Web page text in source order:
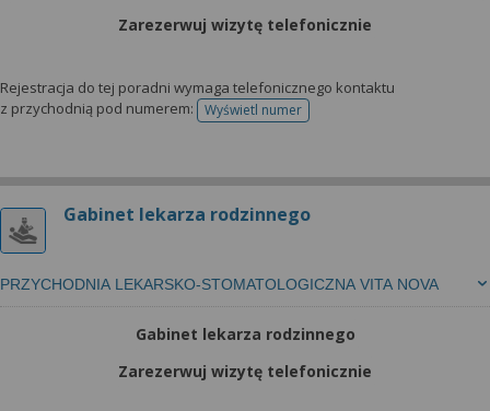
Zarezerwuj wizytę telefonicznie
Rejestracja do tej poradni wymaga telefonicznego kontaktu
z przychodnią pod numerem:
Wyświetl numertelefonu do rejestracji
Gabinet lekarza rodzinnego
PRZYCHODNIA LEKARSKO-STOMATOLOGICZNA VITA NOVA
Gabinet lekarza rodzinnego
Zarezerwuj wizytę telefonicznie